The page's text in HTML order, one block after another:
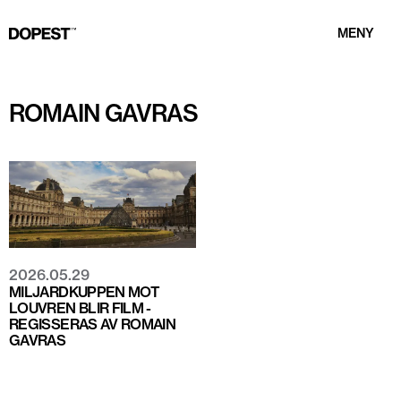
MENY
ROMAIN GAVRAS
2026.05.29
MILJARDKUPPEN MOT
LOUVREN BLIR FILM -
REGISSERAS AV ROMAIN
GAVRAS